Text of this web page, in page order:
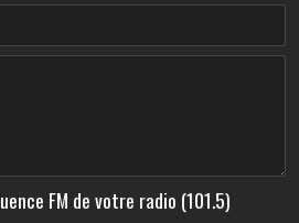
FM de votre radio (101.5)